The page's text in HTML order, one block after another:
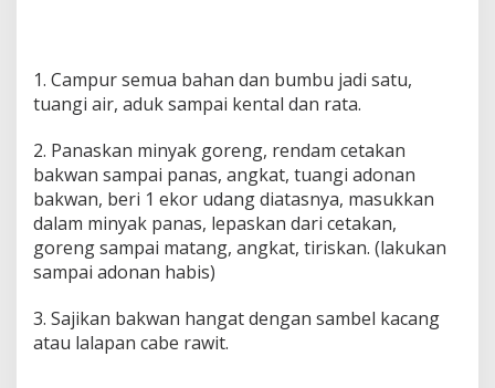
1. Campur semua bahan dan bumbu jadi satu,
tuangi air, aduk sampai kental dan rata.
2. Panaskan minyak goreng, rendam cetakan
bakwan sampai panas, angkat, tuangi adonan
bakwan, beri 1 ekor udang diatasnya, masukkan
dalam minyak panas, lepaskan dari cetakan,
goreng sampai matang, angkat, tiriskan. (lakukan
sampai adonan habis)
3. Sajikan bakwan hangat dengan sambel kacang
atau lalapan cabe rawit.